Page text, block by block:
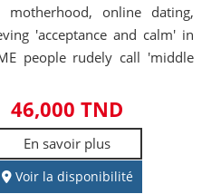
motherhood, online dating,
'acceptance and calm' in
people rudely call 'middle
46,000 TND
En savoir plus
Voir la disponibilité